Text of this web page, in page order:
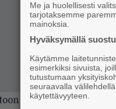
valetaan kuitenkin
Me ja huolellisesti
tarjotaksemme
mainoksia.
Hyväksymällä
Käytämme
esimerkiksi sivuista,
tutustumaan
seuraavalla
käytettävyyteen.